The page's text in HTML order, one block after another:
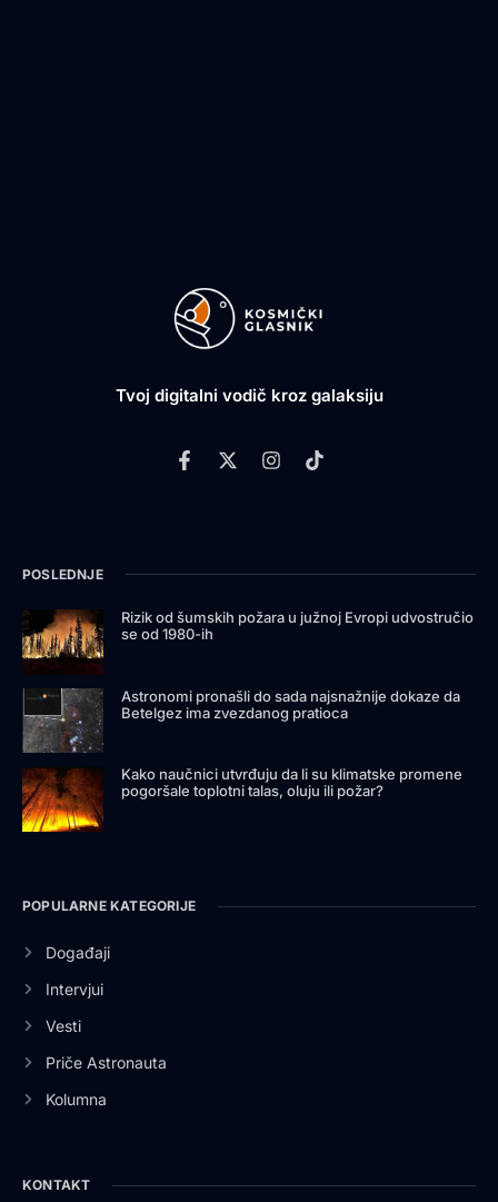
Tvoj digitalni vodič kroz galaksiju
POSLEDNJE
Rizik od šumskih požara u južnoj Evropi udvostručio
se od 1980-ih
Astronomi pronašli do sada najsnažnije dokaze da
Betelgez ima zvezdanog pratioca
Kako naučnici utvrđuju da li su klimatske promene
pogoršale toplotni talas, oluju ili požar?
POPULARNE KATEGORIJE
Događaji
Intervjui
Vesti
Priče Astronauta
Kolumna
KONTAKT